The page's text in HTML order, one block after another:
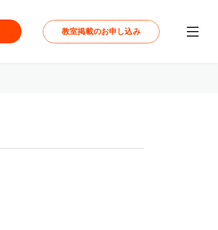
教室掲載のお申し込み